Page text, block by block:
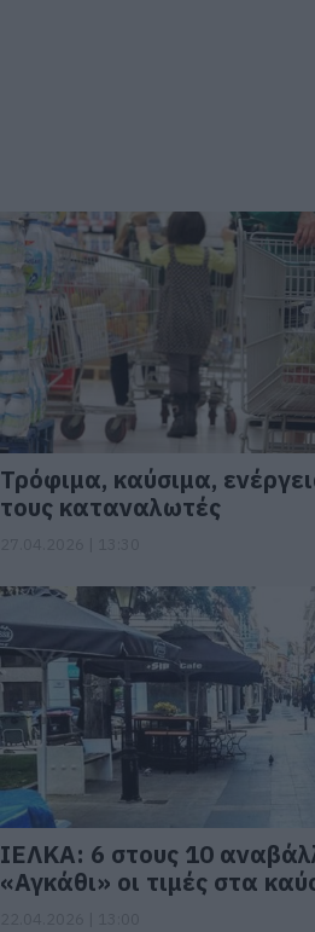
Τρόφιμα, καύσιμα,
τους καταναλωτές
ΙΕΛΚΑ: 6 στους 10
«Αγκάθι» οι τιμές στα